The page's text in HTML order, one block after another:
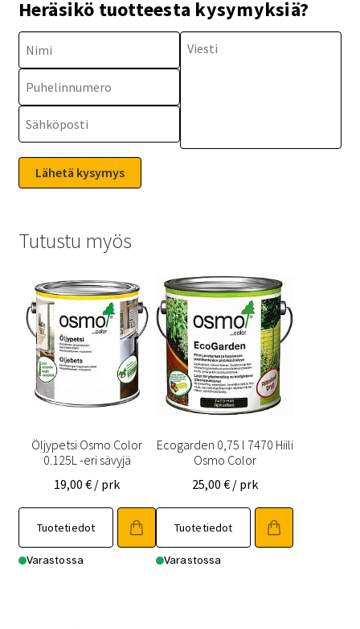
Heräsikö tuotteesta kysymyksiä?
Tutustu myös
Öljypetsi Osmo Color
0.125L -eri sävyjä
19,00€ / prk
Tuotetiedot
tuotteella
onVarastossa
Ecogarden 0,75 l 7470 Hiili
Osmo Color
25,00 € / prk
Tuotetiedot
Varastossa